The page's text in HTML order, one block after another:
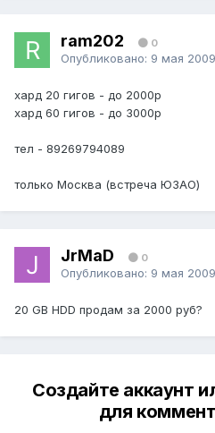
ram202 0
Опубликовано: 9 мая 2009
хард 20 гигов - до 2000р
хард 60 гигов - до 3000р
тел - 89269794089
только Москва (встреча ЮЗАО)
JrMaD 0
Опубликовано: 9 мая 2009
20 GB HDD продам за 2000 руб?
Создайте аккаунт
для